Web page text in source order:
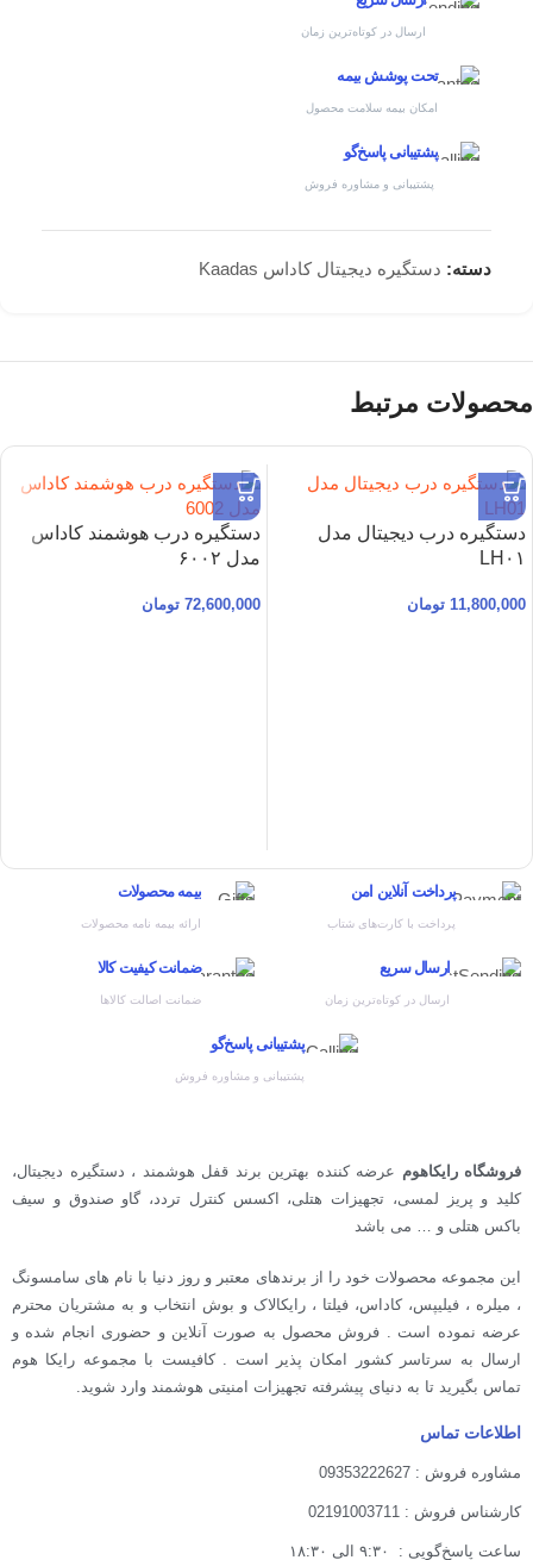
ارسال در کوتاه‌ترین زمان
تحت پوشش بیمه
امکان بیمه سلامت محصول
پشتیبانی پاسخ‌گو
پشتیبانی و مشاوره فروش
دسته: دستگیره دیجیتال کاداس Kaadas
محصولات مرتبط
دستگیره درب دیجیتال مدل
LH۰۱
11,800,000 تومان
دستگیره درب هوشمند کاداس
مدل ۶۰۰۲
72,600,000 تومان
پرداخت آنلاین امن
پرداخت با کارت‌های شتاب
بیمه محصولات
ارائه بیمه نامه محصولات
ارسال سریع
ارسال در کوتاه‌ترین زمان
ضمانت کیفیت کالا
ضمانت اصالت کالاها
پشتیبانی پاسخ‌گو
پشتیبانی و مشاوره فروش
فروشگاه رایکاهوم عرضه کننده بهترین برند قفل هوشمند ، دستگیره دیجیتال،
کلید و پریز لمسی، تجهیزات هتلی، اکسس کنترل تردد، گاو صندوق و سیف
باکس هتلی و … می باشد
این مجموعه محصولات خود را از برندهای معتبر و روز دنیا با نام های سامسونگ
، میلره ، فیلیپس، کاداس، فیلتا ، رایکالاک و بوش انتخاب و به مشتریان محترم
عرضه نموده است . فروش محصول به صورت آنلاین و حضوری انجام شده و
ارسال به سرتاسر کشور امکان پذیر است . کافیست با مجموعه رایکا هوم
تماس بگیرید تا به دنیای پیشرفته تجهیزات امنیتی هوشمند وارد شوید.
اطلاعات تماس
مشاوره فروش : 09353222627
کارشناس فروش : 02191003711
ساعت پاسخ‌گویی : ۹:۳۰ الی ۱۸:۳۰